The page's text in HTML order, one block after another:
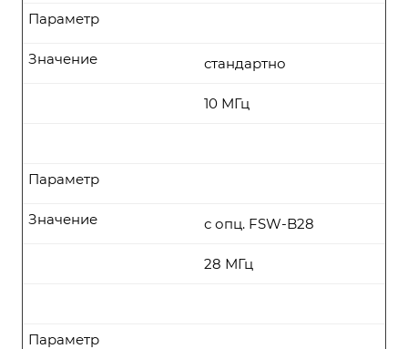
Параметр
стандартно
Значение
10 МГц
Параметр
с опц. FSW-B28
Значение
28 МГц
Параметр